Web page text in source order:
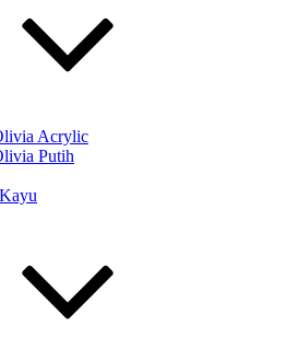
Acrylic
Putih